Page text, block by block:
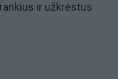
ir užkrėstus